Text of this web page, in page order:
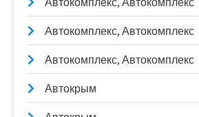
Автокомплекс, Автокомплекс
Автокомплекс, Автокомплекс
Автокрым